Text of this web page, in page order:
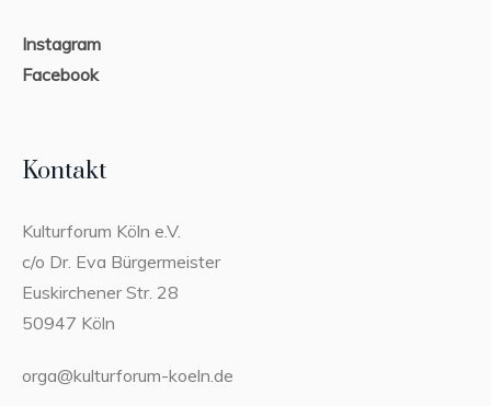
Instagram
Facebook
Kontakt
Kulturforum Köln e.V.
c/o Dr. Eva Bürgermeister
Euskirchener Str. 28
50947 Köln
orga@kulturforum-koeln.de